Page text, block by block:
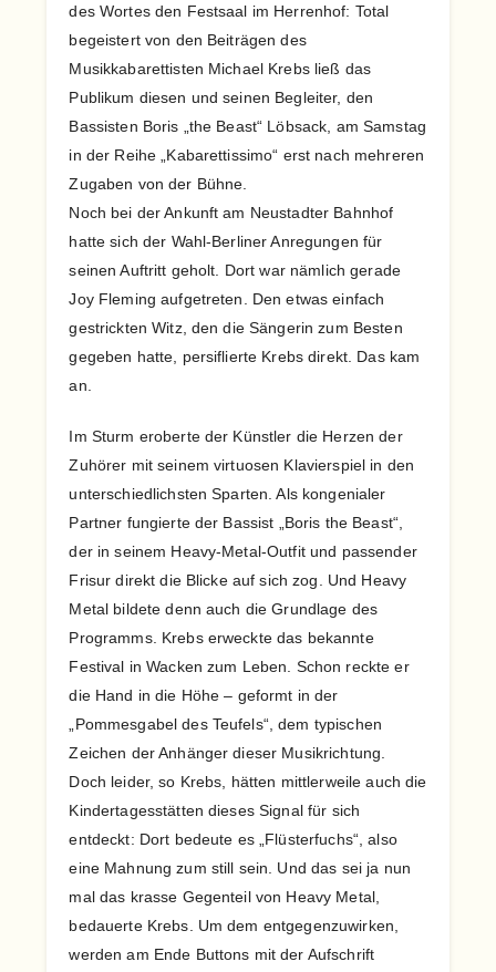
des Wortes den Festsaal im Herrenhof: Total
begeistert von den Beiträgen des
Musikkabarettisten Michael Krebs ließ das
Publikum diesen und seinen Begleiter, den
Bassisten Boris „the Beast“ Löbsack, am Samstag
in der Reihe „Kabarettissimo“ erst nach mehreren
Zugaben von der Bühne.
Noch bei der Ankunft am Neustadter Bahnhof
hatte sich der Wahl-Berliner Anregungen für
seinen Auftritt geholt. Dort war nämlich gerade
Joy Fleming aufgetreten. Den etwas einfach
gestrickten Witz, den die Sängerin zum Besten
gegeben hatte, persiflierte Krebs direkt. Das kam
an.
Im Sturm eroberte der Künstler die Herzen der
Zuhörer mit seinem virtuosen Klavierspiel in den
unterschiedlichsten Sparten. Als kongenialer
Partner fungierte der Bassist „Boris the Beast“,
der in seinem Heavy-Metal-Outfit und passender
Frisur direkt die Blicke auf sich zog. Und Heavy
Metal bildete denn auch die Grundlage des
Programms. Krebs erweckte das bekannte
Festival in Wacken zum Leben. Schon reckte er
die Hand in die Höhe – geformt in der
„Pommesgabel des Teufels“, dem typischen
Zeichen der Anhänger dieser Musikrichtung.
Doch leider, so Krebs, hätten mittlerweile auch die
Kindertagesstätten dieses Signal für sich
entdeckt: Dort bedeute es „Flüsterfuchs“, also
eine Mahnung zum still sein. Und das sei ja nun
mal das krasse Gegenteil von Heavy Metal,
bedauerte Krebs. Um dem entgegenzuwirken,
werden am Ende Buttons mit der Aufschrift